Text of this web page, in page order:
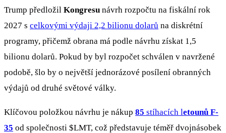
Trump předložil Kongresu návrh rozpočtu na fiskální rok
2027 s celkovými výdaji 2,2 bilionu dolarů na diskrétní
programy, přičemž obrana má podle návrhu získat 1,5
bilionu dolarů. Pokud by byl rozpočet schválen v navržené
podobě, šlo by o největší jednorázové posílení obranných
výdajů od druhé světové války.
Klíčovou položkou návrhu je nákup 85 stíhacích letounů F-
35 od společnosti $LMT, což představuje téměř dvojnásobek